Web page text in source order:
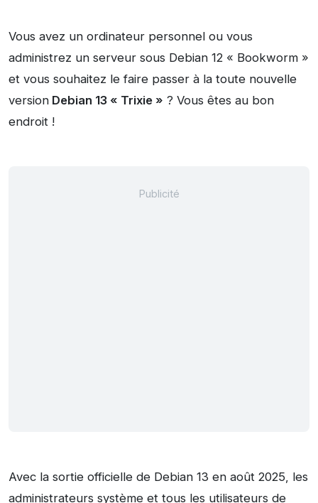
Vous avez un ordinateur personnel ou vous
administrez un serveur sous Debian 12 « Bookworm »
et vous souhaitez le faire passer à la toute nouvelle
version Debian 13 « Trixie » ? Vous êtes au bon
endroit !
Avec la sortie officielle de Debian 13 en août 2025, les
administrateurs système et tous les utilisateurs de